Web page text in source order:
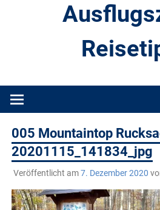
Produkttests und
005 Mountaintop
20201115_141834_jpg
Veröffentlicht am7. Dezember 2020